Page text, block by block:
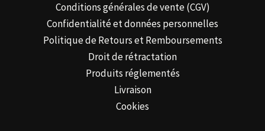
Conditions générales de vente (CGV)
Confidentialité et données personnelles
Politique de Retours et Remboursements
Droit de rétractation
Produits réglementés
Livraison
Cookies